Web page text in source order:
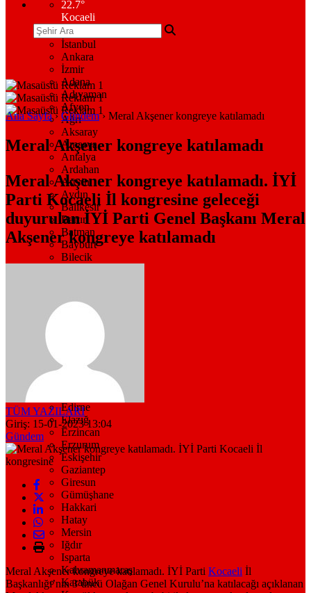
22.7°
Kocaeli
İstanbul
Ankara
İzmir
Adana
Adıyaman
Afyon
Ağrı
Aksaray
Amasya
Antalya
Ardahan
Artvin
Aydın
Balıkesir
Bartın
Batman
Bayburt
Bilecik
Burdur
Çanakkale
Denizli
Edirne
Elazığ
Erzincan
Erzurum
Eskişehir
Gaziantep
Giresun
Gümüşhane
Hakkari
Hatay
Mersin
Iğdır
Isparta
Kahramanmaraş
Karabük
Ana Sayfa› Gündem› Meral Akşener kongreye katılamadı
Meral Akşener kongreye katılamadı
Meral Akşener kongreye katılamadı. İYİ
Parti Kocaeli İl kongresine geleceği
duyurulan İYİ Parti Genel Başkanı Meral
Akşener kongreye katılamadı
TÜM YAZILARI
Giriş: 15-01-2023 13:04
Gündem
Meral Akşener kongreye katılamadı. İYİ Parti Kocaeli İl
Başkanlığı’nın 3’üncü Olağan Genel Kurulu’na katılacağı açıklanan